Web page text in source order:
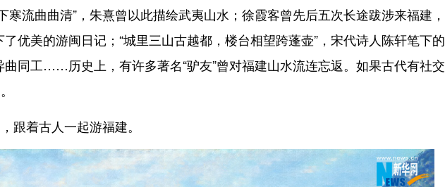
流曲曲清”，朱熹曾以此描绘武夷山水；徐霞客曾先后五次长途跋涉来福建，
优美的游闽日记；“城里三山古越都，楼台相望跨蓬壶”，宋代诗人陈轩笔下的
同工……历史上，有许多著名“驴友”曾对福建山水流连忘返。如果古代有社交
着古人一起游福建。